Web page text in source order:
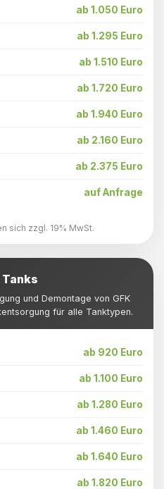
ab 1.050 Euro
ab 1.295 Euro
ab 1.510 Euro
ab 1.720 Euro
ab 1.940 Euro
ab 2.160 Euro
ab 2.375 Euro
auf Anfrage
sich zzgl. 19% MwSt.
Tanks
und Demontage von GFK
für alle Tanktypen.
ab 920 Euro
ab 1.100 Euro
ab 1.280 Euro
ab 1.460 Euro
ab 1.640 Euro
ab 1.820 Euro